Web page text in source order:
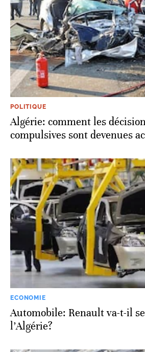
POLITIQUE
Algérie: comment les
compulsives sont devenues
ECONOMIE
Automobile: Renault va-t-il
l’Algérie?